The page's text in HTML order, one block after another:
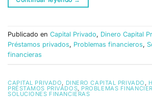
Publicado en Capital Privado, Dinero Capital
Préstamos privados, Problemas financieros,
financieras
CAPITAL PRIVADO, DINERO CAPITAL PRIVADO ,
PRÉSTAMOS PRIVADOS, PROBLEMAS
SOLUCIONES FINANCIERAS